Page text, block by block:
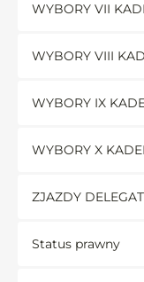
WYBORY VII
WYBORY VIII
WYBORY IX
WYBORY X
ZJAZDY
Status prawny